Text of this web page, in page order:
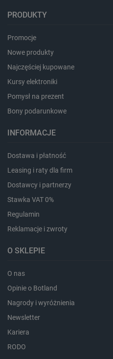
PRODUKTY
Promocje
Nowe produkty
Najczęściej kupowane
Kursy elektroniki
Pomysł na prezent
Bony podarunkowe
INFORMACJE
Dostawa i płatność
Leasing i raty dla firm
Dostawcy i partnerzy
Stawka VAT 0%
Regulamin
Reklamacje i zwroty
O SKLEPIE
O nas
Opinie o Botland
Nagrody i wyróżnienia
Newsletter
Kariera
RODO
_lb_ccc
critData